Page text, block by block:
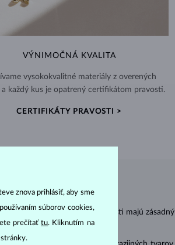
VÝNIMOČNÁ KVALITA
vysokokvalitné materiály z overených
a každý kus je opatrený certifikátom pravosti.
CERTIFIKÁTY PRAVOSTI >
hmotnosť (carat). Tieto vlastnosti majú zásadný
znova prihlásiť, aby sme
súborov cookies,
prečítaťtu. Kliknutím na